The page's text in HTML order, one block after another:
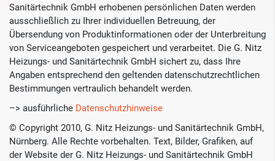
Sanitärtechnik GmbH erhobenen persönlichen Daten werden
ausschließlich zu Ihrer individuellen Betreuung, der
Übersendung von Produktinformationen oder der Unterbreitung
von Serviceangeboten gespeichert und verarbeitet. Die G. Nitz
Heizungs- und Sanitärtechnik GmbH sichert zu, dass Ihre
Angaben entsprechend den geltenden datenschutzrechtlichen
Bestimmungen vertraulich behandelt werden.
–> ausführliche Datenschutzhinweise
© Copyright 2010, G. Nitz Heizungs- und Sanitärtechnik GmbH,
Nürnberg. Alle Rechte vorbehalten. Text, Bilder, Grafiken, auf
der Website der G. Nitz Heizungs- und Sanitärtechnik GmbH